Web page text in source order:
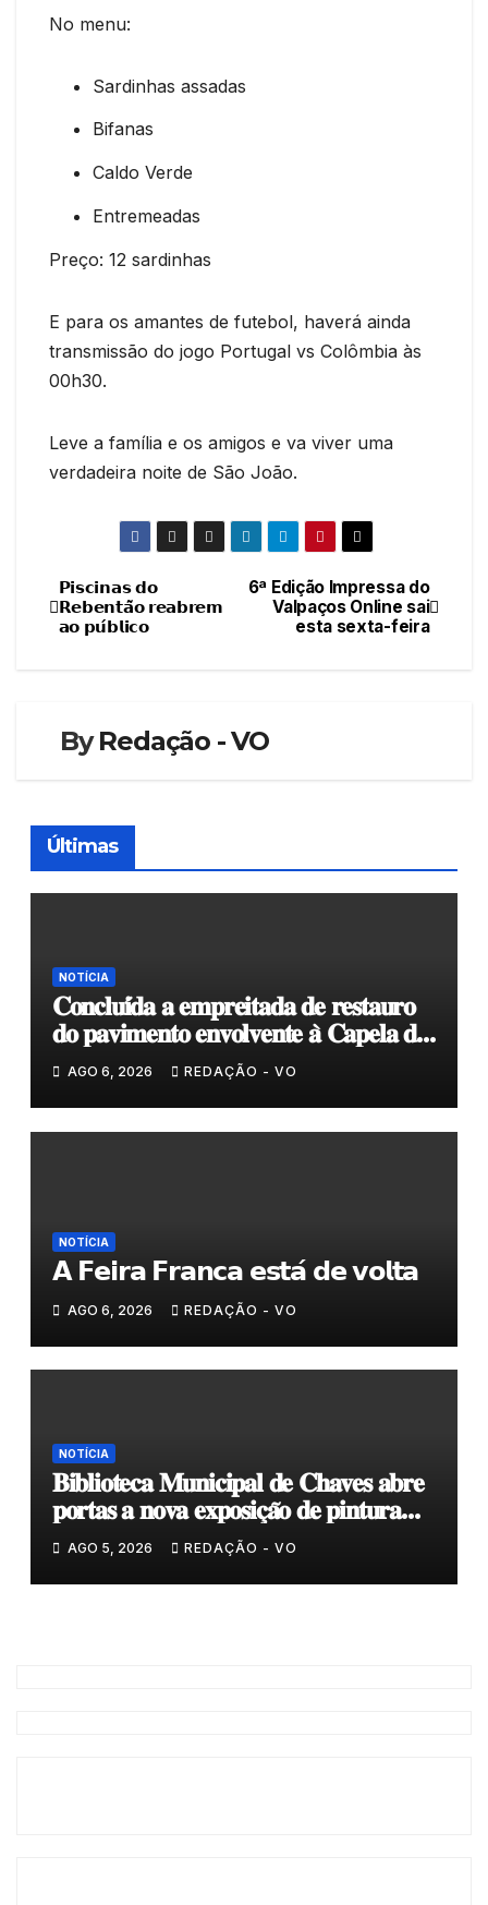
No menu:
Sardinhas assadas
Bifanas
Caldo Verde
Entremeadas
Preço: 12 sardinhas
E para os amantes de futebol, haverá ainda
transmissão do jogo Portugal vs Colômbia às
00h30.
Leve a família e os amigos e va viver uma
verdadeira noite de São João.
Navegação
de
6ª Edição Impressa do
Valpaços Online sai
esta sexta-feira
𝗣𝗶𝘀𝗰𝗶𝗻𝗮𝘀 𝗱𝗼
𝗥𝗲𝗯𝗲𝗻𝘁𝗮̃𝗼 𝗿𝗲𝗮𝗯𝗿𝗲𝗺
𝗮𝗼 𝗽𝘂́𝗯𝗹𝗶𝗰𝗼
ByRedação - VO
Últimas
NOTÍCIA
𝐂𝐨𝐧𝐜𝐥𝐮𝐢́𝐝𝐚 𝐚 𝐞𝐦𝐩𝐫𝐞𝐢𝐭𝐚𝐝𝐚 𝐝𝐞 𝐫𝐞𝐬𝐭𝐚𝐮𝐫𝐨
𝐝𝐨 𝐩𝐚𝐯𝐢𝐦𝐞𝐧𝐭𝐨 𝐞𝐧𝐯𝐨𝐥𝐯𝐞𝐧𝐭𝐞 𝐚̀ 𝐂𝐚𝐩𝐞𝐥𝐚 𝐝𝐞
𝐂𝐨𝐯𝐚𝐬
AGO 6, 2026 REDAÇÃO - VO
NOTÍCIA
𝗔 𝗙𝗲𝗶𝗿𝗮 𝗙𝗿𝗮𝗻𝗰𝗮 𝗲𝘀𝘁𝗮́ 𝗱𝗲 𝘃𝗼𝗹𝘁𝗮
AGO 6, 2026 REDAÇÃO - VO
NOTÍCIA
𝐁𝐢𝐛𝐥𝐢𝐨𝐭𝐞𝐜𝐚 𝐌𝐮𝐧𝐢𝐜𝐢𝐩𝐚𝐥 𝐝𝐞 𝐂𝐡𝐚𝐯𝐞𝐬 𝐚𝐛𝐫𝐞
𝐩𝐨𝐫𝐭𝐚𝐬 𝐚 𝐧𝐨𝐯𝐚 𝐞𝐱𝐩𝐨𝐬𝐢𝐜̧𝐚̃𝐨 𝐝𝐞 𝐩𝐢𝐧𝐭𝐮𝐫𝐚
𝐝𝐮𝐫𝐚𝐧𝐭𝐞 𝐨 𝐦𝐞̂𝐬 𝐝𝐞 𝐚𝐠𝐨𝐬𝐭𝐨
AGO 5, 2026 REDAÇÃO - VO